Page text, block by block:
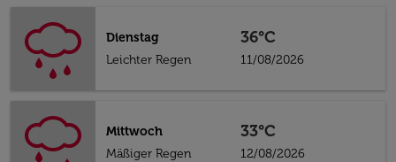
Dienstag
Leichter Regen
36°C
11/08/2026
Mittwoch
Mäßiger Regen
33°C
12/08/2026